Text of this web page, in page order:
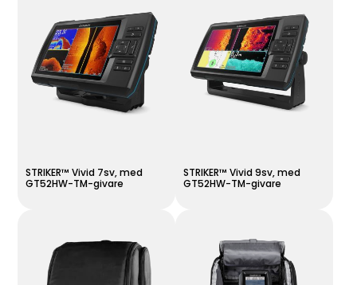
STRIKER™ Vivid 7sv, med
GT52HW-TM-givare
STRIKER™ Vivid 9sv, med
GT52HW-TM-givare